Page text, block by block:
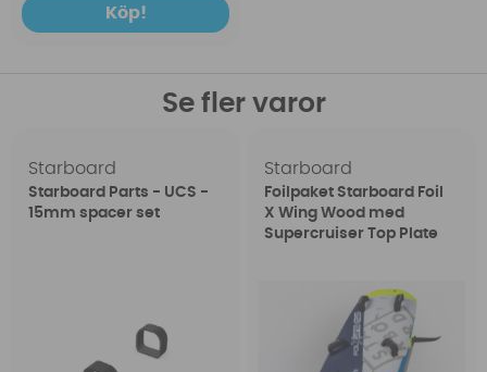
Köp!
Se fler varor
Starboard
Starboard Parts - UCS -
15mm spacer set
Starboard
Foilpaket Starboard Foil
X Wing Wood med
Supercruiser Top Plate